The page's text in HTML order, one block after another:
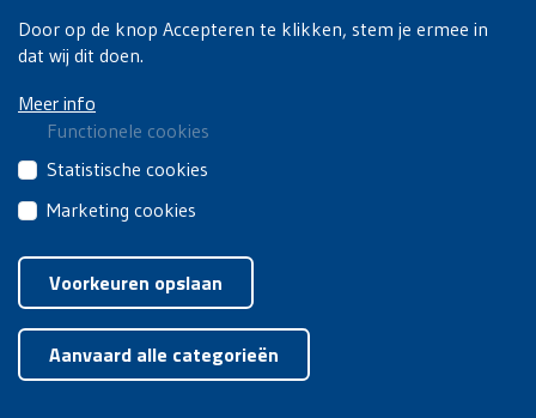
Privacyverklaring
Door op de knop Accepteren te klikken, stem je ermee in
dat wij dit doen.
Meer info
Functionele cookies
Deze
zijn
de
website
goed
te
Statistische cookies
Deze
van
derden
brengen
jouw
gebruik
Marketing cookies
cookies
van
derden
worden
gebruikt
Voorkeuren opslaan
Aanvaard alle categorieën